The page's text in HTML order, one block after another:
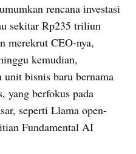
rencana investasi
sekitar Rp235 triliun
merekrut CEO-nya,
kemudian,
unit bisnis baru bernama
yang berfokus pada
seperti Llama open-
Fundamental AI